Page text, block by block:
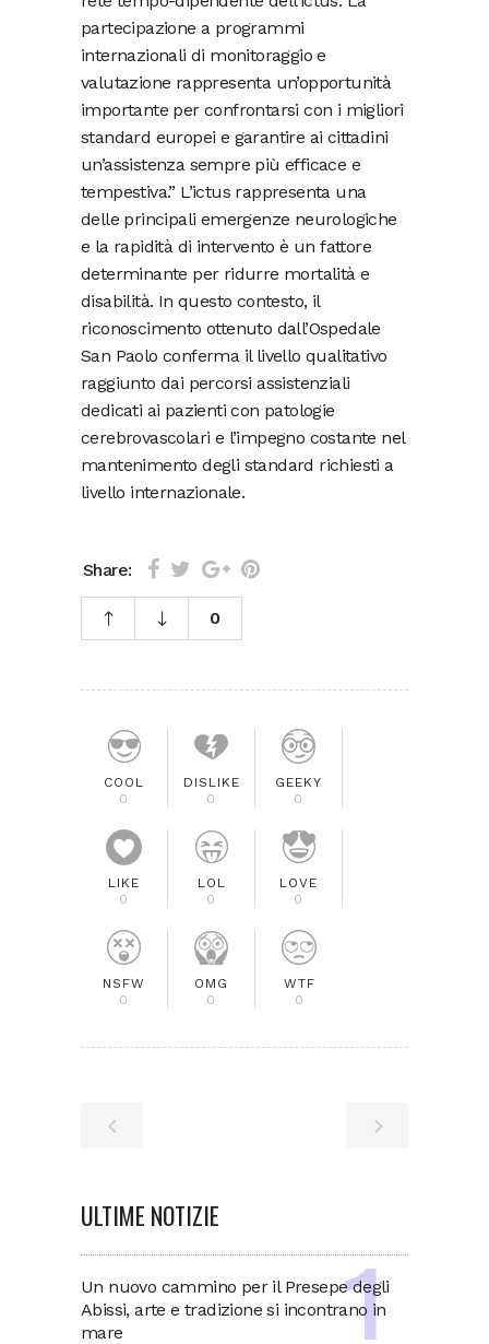
partecipazione a programmi
internazionali di monitoraggio e
valutazione rappresenta un’opportunità
importante per confrontarsi con i migliori
standard europei e garantire ai cittadini
un’assistenza sempre più efficace e
tempestiva.” L’ictus rappresenta una
delle principali emergenze neurologiche
e la rapidità di intervento è un fattore
determinante per ridurre mortalità e
disabilità. In questo contesto, il
riconoscimento ottenuto dall’Ospedale
San Paolo conferma il livello qualitativo
raggiunto dai percorsi assistenziali
dedicati ai pazienti con patologie
cerebrovascolari e l’impegno costante nel
mantenimento degli standard richiesti a
livello internazionale.
Share:
0
COOL
0
DISLIKE
0
GEEKY
0
LIKE
0
LOL
0
LOVE
0
NSFW
0
OMG
0
WTF
0
ULTIME NOTIZIE
Un nuovo cammino per il Presepe degli
Abissi, arte e tradizione si incontrano in
mare